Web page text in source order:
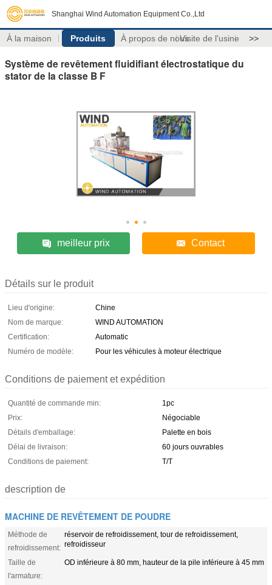
Shanghai Wind Automation Equipment Co.,Ltd
À la maison Produits À propos de nousVisite de l'usine >>
Système de revêtement fluidifiant électrostatique du
stator de la classe B F
meilleur prix Contact
Détails sur le produit
Lieu d'origine:
Chine
Nom de marque:
WIND AUTOMATION
Certification:
Automatic
Numéro de modèle:
Pour les véhicules à moteur électrique
Conditions de paiement et expédition
Quantité de commande min:
1pc
Prix:
Négociable
Détails d'emballage:
Palette en bois
Délai de livraison:
60 jours ouvrables
Conditions de paiement:
T/T
description de
MACHINE DE REVÊTEMENT DE POUDRE
Méthode de
refroidissement:
réservoir de refroidissement, tour de refroidissement,
refroidisseur
Taille de
l'armature:
OD inférieure à 80 mm, hauteur de la pile inférieure à 45 mm